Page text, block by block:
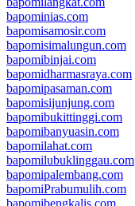
bapominias.com
bapomisamosir.com
bapomisimalungun.com
bapomibinjai.com
bapomidharmasraya.com
bapomipasaman.com
bapomisijunjung.com
bapomibukittinggi.com
bapomibanyuasin.com
bapomilahat.com
bapomilubuklinggau.com
bapomipalembang.com
bapomiPrabumulih.com
bapomibengkalis.com